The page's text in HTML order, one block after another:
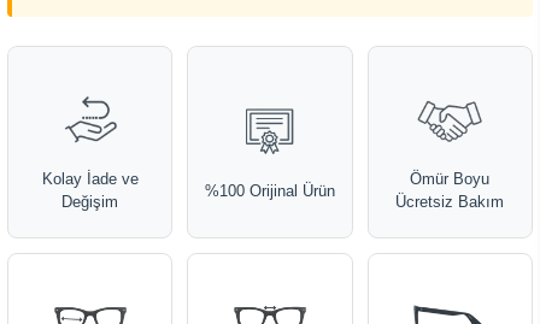
Kolay İade ve
Değişim
%100 Orijinal Ürün
Ömür Boyu
Ücretsiz Bakım